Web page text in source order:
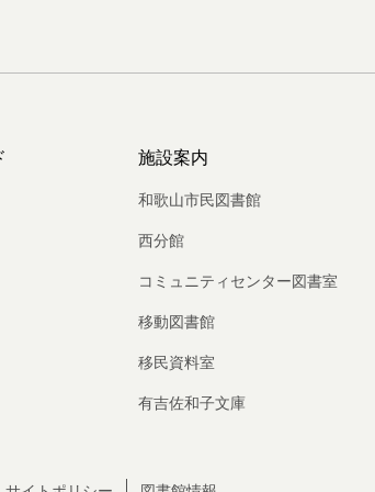
施設案内
和歌山市民図書館
西分館
コミュニティセンター図書室
移動図書館
移民資料室
有吉佐和子文庫